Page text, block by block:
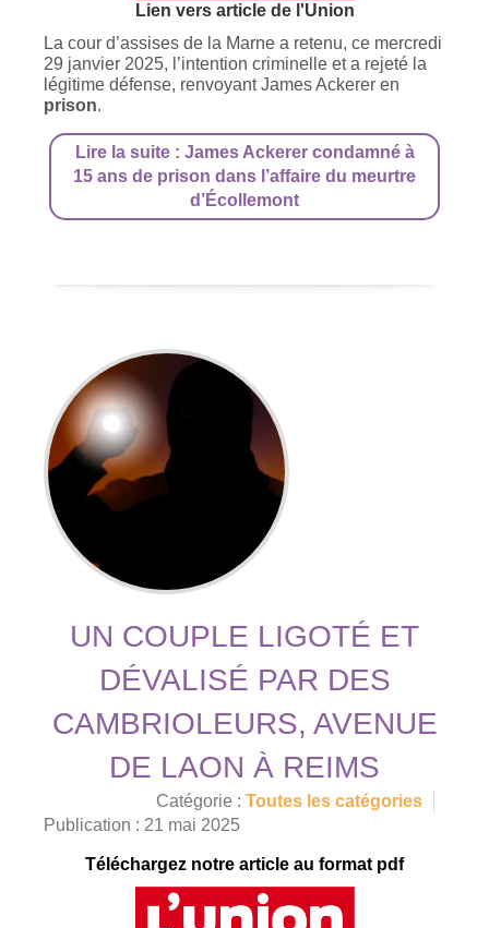
Lien vers article de l'Union
La cour d’assises de la Marne a retenu, ce mercredi
29 janvier 2025, l’intention criminelle et a rejeté la
légitime défense, renvoyant James Ackerer en
prison.
Lire la suite : James Ackerer condamné à
15 ans de prison dans l’affaire du meurtre
d’Écollemont
UN COUPLE LIGOTÉ ET
DÉVALISÉ PAR DES
CAMBRIOLEURS, AVENUE
DE LAON À REIMS
Catégorie : Toutes les catégories
Publication : 21 mai 2025
Téléchargez notre article au format pdf